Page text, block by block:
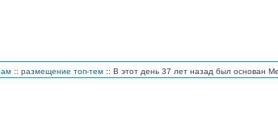
:: размещение топ-тем :: В этот день 37 лет назад был основан